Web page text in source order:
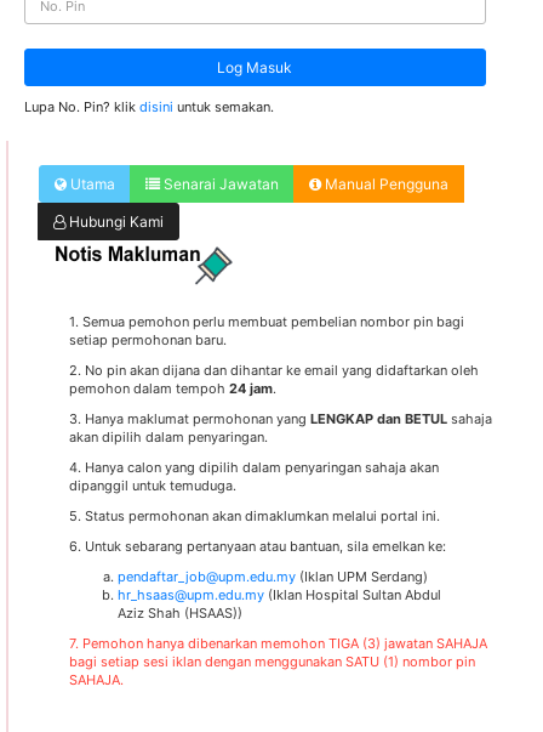
Log Masuk
Lupa No. Pin? klik disini untuk semakan.
Utama Senarai Jawatan Manual Pengguna
Hubungi Kami
1. Semua pemohon perlu membuat pembelian nombor pin bagi
setiap permohonan baru.
2. No pin akan dijana dan dihantar ke email yang didaftarkan oleh
pemohon dalam tempoh 24 jam.
3. Hanya maklumat permohonan yang LENGKAP dan BETUL sahaja
akan dipilih dalam penyaringan.
4. Hanya calon yang dipilih dalam penyaringan sahaja akan
dipanggil untuk temuduga.
5. Status permohonan akan dimaklumkan melalui portal ini.
6. Untuk sebarang pertanyaan atau bantuan, sila emelkan ke:
pendaftar_job@upm.edu.my (Iklan UPM Serdang)
hr_hsaas@upm.edu.my (Iklan Hospital Sultan Abdul
Aziz Shah (HSAAS))
7. Pemohon hanya dibenarkan memohon TIGA (3) jawatan SAHAJA
bagi setiap sesi iklan dengan menggunakan SATU (1) nombor pin
SAHAJA.